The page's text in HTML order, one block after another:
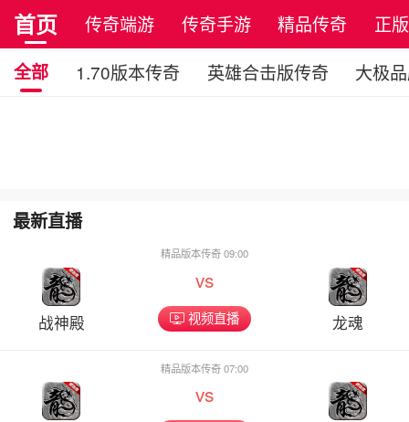
首页 传奇端游 传奇手游 精品传奇
正
全部
1.70版本传奇 英雄合击版传奇 大极
最新直播
战神殿
精品版本传奇 09:00
vs
视频直播 龙魂
精品版本传奇 07:00
vs